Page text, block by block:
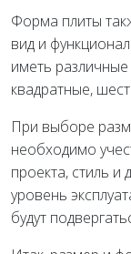
Форма плиты
вид и
иметь
квадратные,
При выборе
необходимо
проекта, стиль
уровень
будут